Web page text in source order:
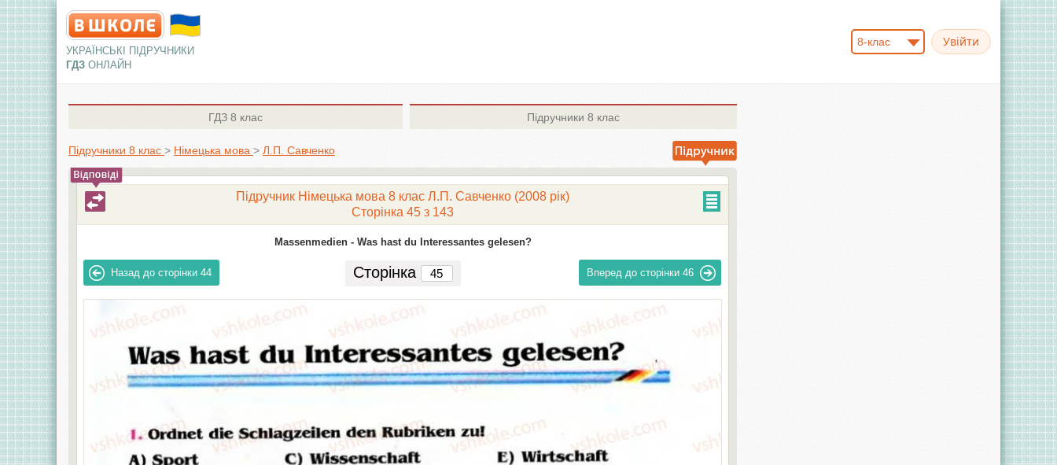
УКРАЇНСЬКІ ПІДРУЧНИКИ
ГДЗ ОНЛАЙН
8-клас
ГДЗ 8 клас Підручники 8 клас
Підручники 8 клас > Німецька мова > Л.П. Савченко
Підручник Німецька мова 8 клас Л.П. Савченко (2008 рік)
Сторінка 45 з 143
Massenmedien - Was hast du Interessantes gelesen?
Назад до сторінки 44 Сторінка Вперед до сторінки 46